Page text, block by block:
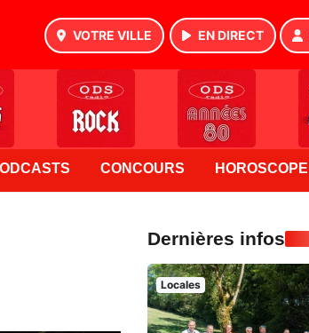
VOTRE VILLE EN DIRECT
CONCOURS HOROSCOPE
Dernières infos
Locales